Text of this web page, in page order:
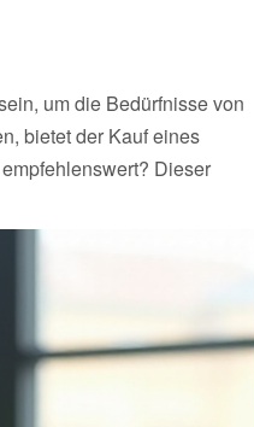
um die Bedürfnisse von
bietet der Kauf eines
Dieser